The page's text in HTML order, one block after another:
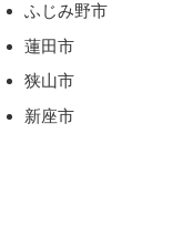
ふじみ野市
蓮田市
狭山市
新座市